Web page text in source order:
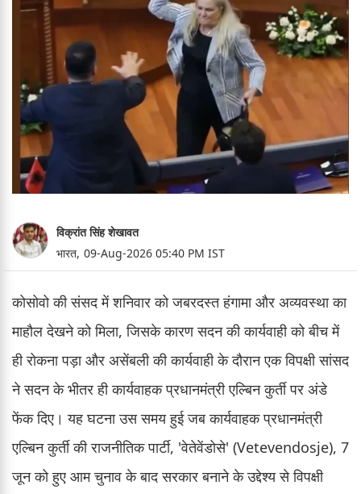
विक्रांत सिंह शेखावत
भारत, 09-Aug-2026 05:40 PM IST
कोसोवो की संसद में शनिवार को जबरदस्त हंगामा और अव्यवस्था का
माहौल देखने को मिला, जिसके कारण सदन की कार्यवाही को बीच में
ही रोकना पड़ा और असेंबली की कार्यवाही के दौरान एक विपक्षी सांसद
ने सदन के भीतर ही कार्यवाहक प्रधानमंत्री एल्बिन कुर्ती पर अंडे
फेंक दिए। यह घटना उस समय हुई जब कार्यवाहक प्रधानमंत्री
एल्बिन कुर्ती की राजनीतिक पार्टी, 'वेतेवेंडोसे' (Vetevendosje), 7
जून को हुए आम चुनाव के बाद सरकार बनाने के उद्देश्य से विपक्षी